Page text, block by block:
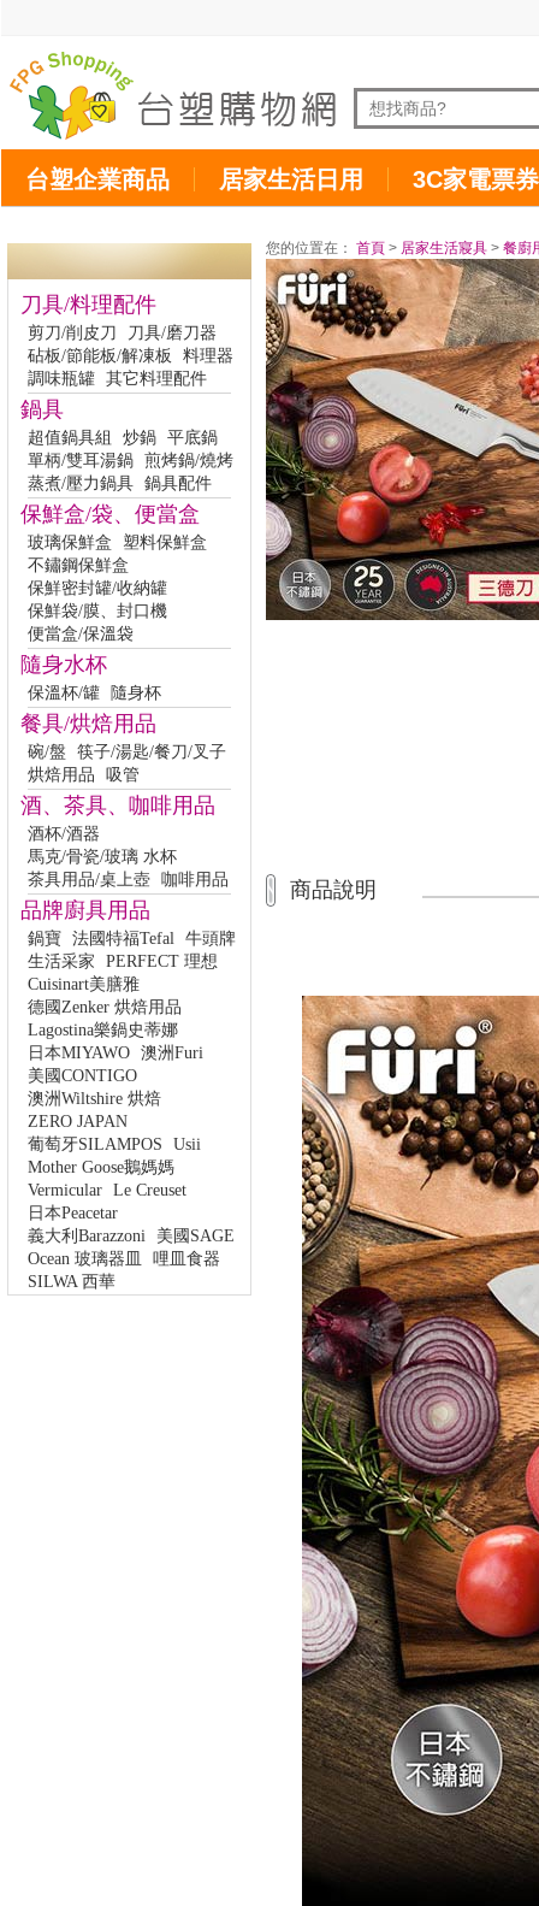
台塑企業商品 居家生活日用 3C家電票券
刀具/料理配件
剪刀/削皮刀
刀具/磨刀器
砧板/節能板/解凍板
料理器
調味瓶罐 其它料理配件
鍋具
超值鍋具組 炒鍋 平底鍋
單柄/雙耳湯鍋 煎烤鍋/燒烤
蒸煮/壓力鍋具 鍋具配件
保鮮盒/袋、便當盒
玻璃保鮮盒
塑料保鮮盒
不鏽鋼保鮮盒
保鮮密封罐/收納罐
保鮮袋/膜、封口機
便當盒/保溫袋
隨身水杯
保溫杯/罐 隨身杯
餐具/烘焙用品
碗/盤
筷子/湯匙/餐刀/叉子
烘焙用品
吸管
酒、茶具、咖啡用品
酒杯/酒器
馬克/骨瓷/玻璃 水杯
茶具用品/桌上壺 咖啡用品
品牌廚具用品
鍋寶 法國特福Tefal 牛頭牌
生活采家
PERFECT 理想
Cuisinart美膳雅
德國Zenker 烘焙用品
Lagostina樂鍋史蒂娜
日本MIYAWO 澳洲Furi
美國CONTIGO
澳洲Wiltshire 烘焙
ZERO JAPAN
葡萄牙SILAMPOS
Usii
Mother Goose鵝媽媽
Vermicular Le Creuset
日本Peacetar
義大利Barazzoni
美國SAGE
Ocean 玻璃器皿
哩皿食器
SILWA 西華
您的位置在： 首頁 > 居家生活寢具 > 餐廚
商品說明